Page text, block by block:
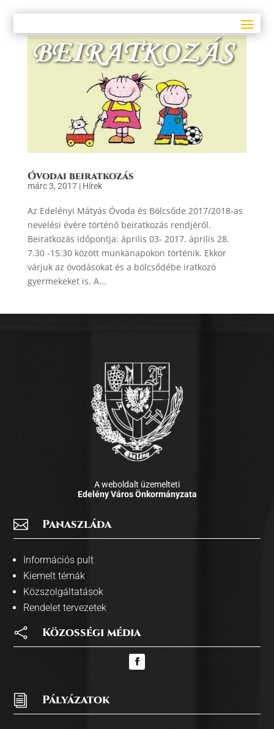
Óvodai beiratkozás
márc 3, 2017| Hírek
Az Edelényi Mátyás Óvoda és Bölcsőde 2017/2018-as
nevelési évére történő beiratkozás rendjéről.
Beiratkozás időpontja: április 03- 2017. április 28.
7.30 -15.30 között munkanapokon történik. Ekkor
várjuk az óvodásokat és a bölcsődébe iratkozó
gyermekeket is. A...
A weboldalt üzemelteti
Edelény Város Önkormányzata
 Panaszláda
Információs pult
Kiemelt témák
Közszolgáltatások
Rendelet tervezetek
 Közosségi média
i Pályázatok